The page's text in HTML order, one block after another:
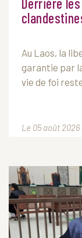
Au Laos, la
garantie par
vie de foi
Le 05 août 2026